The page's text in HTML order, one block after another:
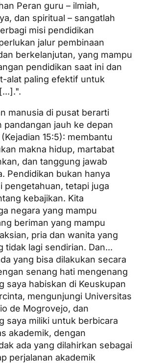
Peran guru – ilmiah,
dan spiritual – sangatlah
misi pendidikan
jalur pembinaan
berkelanjutan, yang mampu
pendidikan saat ini dan
alat paling efektif untuk
manusia di pusat berarti
pandangan jauh ke depan
15:5): membantu
makna hidup, martabat
dan tanggung jawab
Pendidikan bukan hanya
pengetahuan, tetapi juga
kebajikan. Kita
negara yang mampu
beriman yang mampu
pria dan wanita yang
tidak lagi sendirian. Dan...
yang bisa dilakukan secara
senang hati mengenang
saya habiskan di Keuskupan
mengunjungi Universitas
de Mogrovejo, dan
saya miliki untuk berbicara
akademik, dengan
ada yang dilahirkan sebagai
perjalanan akademik